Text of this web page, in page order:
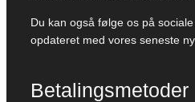
Du kan også følge os på
opdateret med vores seneste
Betalingsmetoder